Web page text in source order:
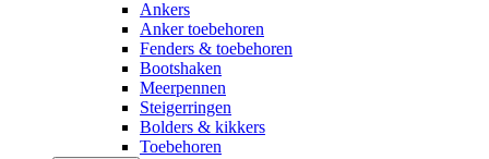
Ankers
Anker toebehoren
Fenders & toebehoren
Bootshaken
Meerpennen
Steigerringen
Bolders & kikkers
Toebehoren